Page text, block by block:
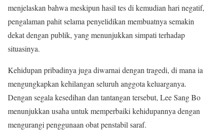
menjelaskan bahwa meskipun hasil tes di kemudian hari negatif,
pengalaman pahit selama penyelidikan membuatnya semakin
dekat dengan publik, yang menunjukkan simpati terhadap
situasinya.
Kehidupan pribadinya juga diwarnai dengan tragedi, di mana ia
mengungkapkan kehilangan seluruh anggota keluarganya.
Dengan segala kesedihan dan tantangan tersebut, Lee Sang Bo
menunjukkan usaha untuk memperbaiki kehidupannya dengan
mengurangi penggunaan obat penstabil saraf.